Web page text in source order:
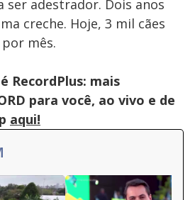
ser adestrador. Dois anos
creche. Hoje, 3 mil cães
mês.
RecordPlus: mais
para você, ao vivo e de
aqui!